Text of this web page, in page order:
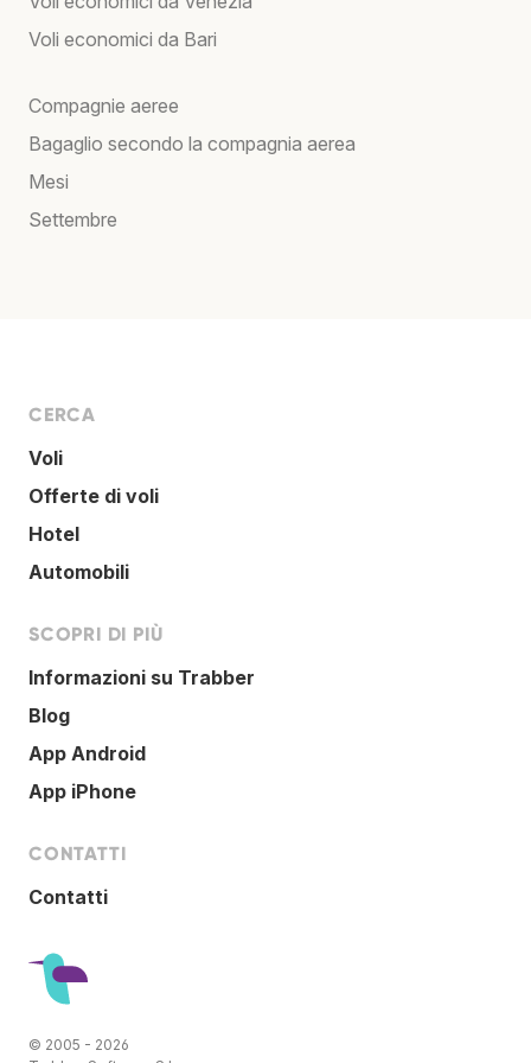
Voli economici da Bari
Compagnie aeree
Bagaglio secondo la compagnia aerea
Mesi
Settembre
CERCA
Voli
Offerte di voli
Hotel
Automobili
SCOPRI DI PIÙ
Informazioni su Trabber
Blog
App Android
App iPhone
CONTATTI
Contatti
© 2005 - 2026